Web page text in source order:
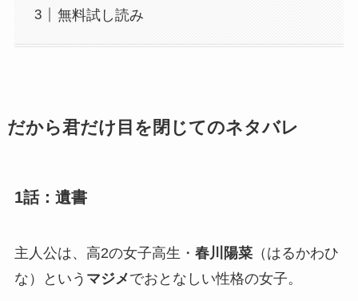
無料試し読み
だから君だけ目を閉じてのネタバレ
1話：遺書
主人公は、高2の女子高生・ 春川陽菜（はるかわひ
な）という マジメでおとなしい性格の女子。